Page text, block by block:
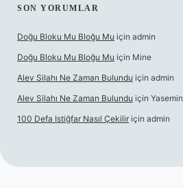
SON YORUMLAR
Doğu Bloku Mu Bloğu Mu için admin
Doğu Bloku Mu Bloğu Mu için Mine
Alev Silahı Ne Zaman Bulundu için admin
Alev Silahı Ne Zaman Bulundu için Yasemin
100 Defa Istiğfar Nasıl Çekilir için admin